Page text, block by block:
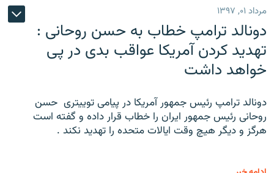
مرداد ۰۱, ۱۳۹۷
دونالد ترامپ خطاب به حسن روحانی :
تهدید کردن آمریکا عواقب بدی در پی
خواهد داشت
دونالد ترامپ رئیس جمهور آمریکا در پیامی توییتری ‌ حسن
روحانی رئیس جمهور ایران را خطاب قرار داده و گفته است
هرگز و دیگر هیچ وقت ایالات متحده را تهدید نکند .